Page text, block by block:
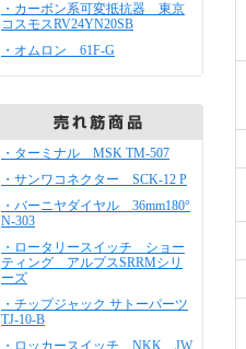
・カーボン系可変抵抗器 東京
コスモスRV24YN20SB
・オムロン 61F-G
・ターミナル MSK TM-507
・サンワコネクター SCK-12 P
・バーニヤダイヤル 36mm180°
N-303
・ロータリースイッチ ショー
ティング アルプスSRRMシリ
ーズ
・チップジャック サトーパーツ
TJ-10-B
・ロッカースイッチ NKK JW